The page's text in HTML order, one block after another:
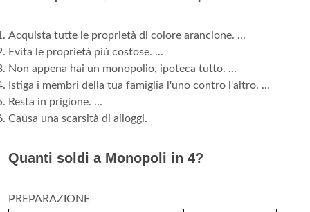
Acquista tutte le proprietà di colore arancione. ...
Evita le proprietà più costose. ...
Non appena hai un monopolio, ipoteca tutto. ...
Istiga i membri della tua famiglia l'uno contro l'altro. ...
Resta in prigione. ...
Causa una scarsità di alloggi.
Quanti soldi a Monopoli in 4?
PREPARAZIONE